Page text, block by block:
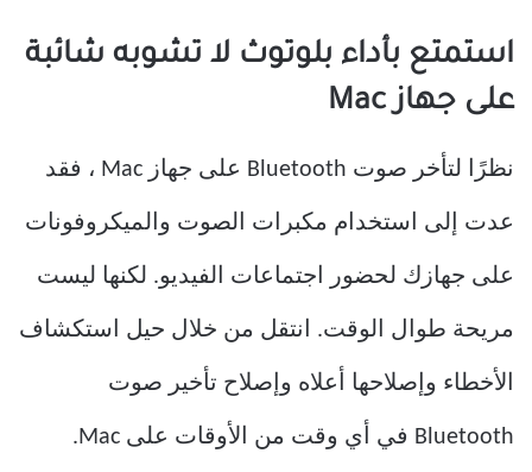
استمتع بأداء بلوتوث لا تشوبه شائبة
على جهاز Mac
نظرًا لتأخر صوت Bluetooth على جهاز Mac ، فقد
عدت إلى استخدام مكبرات الصوت والميكروفونات
على جهازك لحضور اجتماعات الفيديو. لكنها ليست
مريحة طوال الوقت. انتقل من خلال حيل استكشاف
الأخطاء وإصلاحها أعلاه وإصلاح تأخير صوت
Bluetooth في أي وقت من الأوقات على Mac.